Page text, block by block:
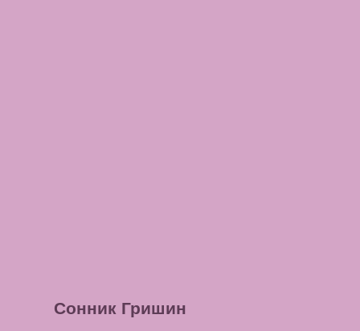
Сонник Гришин